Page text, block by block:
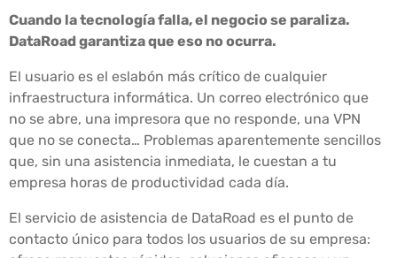
Cuando la tecnología falla, el negocio se paraliza.
DataRoad garantiza que eso no ocurra.
El usuario es el eslabón más crítico de cualquier
infraestructura informática. Un correo electrónico que
no se abre, una impresora que no responde, una VPN
que no se conecta… Problemas aparentemente sencillos
que, sin una asistencia inmediata, le cuestan a tu
empresa horas de productividad cada día.
El servicio de asistencia de DataRoad es el punto de
contacto único para todos los usuarios de su empresa: